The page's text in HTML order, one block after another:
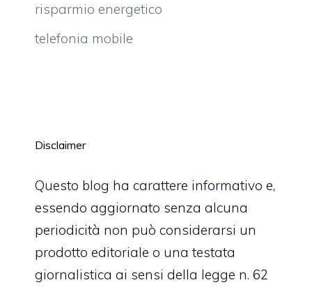
risparmio energetico
telefonia mobile
Disclaimer
Questo blog ha carattere informativo e,
essendo aggiornato senza alcuna
periodicità non può considerarsi un
prodotto editoriale o una testata
giornalistica ai sensi della legge n. 62